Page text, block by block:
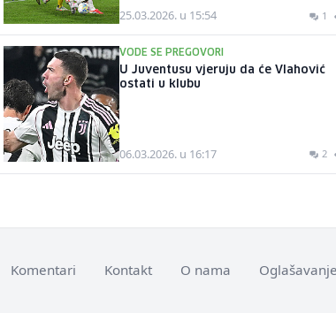
25.03.2026. u 15:54 1
VODE SE PREGOVORI
U Juventusu vjeruju da će Vlahović
ostati u klubu
06.03.2026. u 16:17 2
Komentari Kontakt O nama Oglašavanje